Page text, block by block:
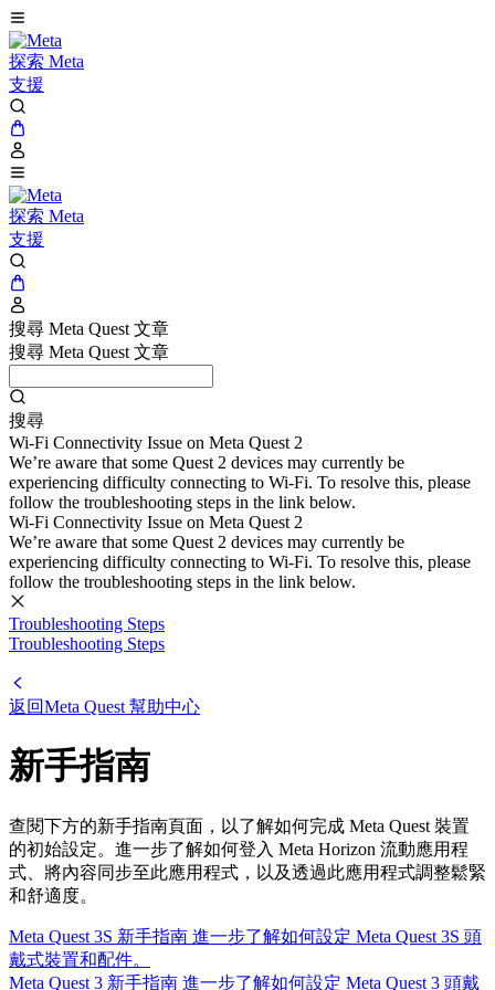
探索 Meta
支援
探索 Meta
支援
搜尋 Meta Quest 文章
搜尋 Meta Quest 文章
搜尋
Wi-Fi Connectivity Issue on Meta Quest 2
We’re aware that some Quest 2 devices may currently be
experiencing difficulty connecting to Wi-Fi. To resolve this, please
follow the troubleshooting steps in the link below.
Wi-Fi Connectivity Issue on Meta Quest 2
We’re aware that some Quest 2 devices may currently be
experiencing difficulty connecting to Wi-Fi. To resolve this, please
follow the troubleshooting steps in the link below.
Troubleshooting Steps
Troubleshooting Steps
返回Meta Quest 幫助中心
新手指南
查閱下方的新手指南頁面，以了解如何完成 Meta Quest 裝置
的初始設定。進一步了解如何登入 Meta Horizon 流動應用程
式、將內容同步至此應用程式，以及透過此應用程式調整鬆緊
和舒適度。
Meta Quest 3S 新手指南 進一步了解如何設定 Meta Quest 3S 頭
戴式裝置和配件。
Meta Quest 3 新手指南 進一步了解如何設定 Meta Quest 3 頭戴